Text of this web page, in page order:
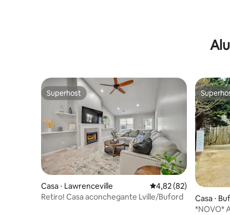
Superhost
Superhost
Casa ⋅ Lawrenceville 4,82 de uma
4,82 (82)
Retiro! Casa aconchegante Lville/Buford
Casa ⋅
*NOVO*